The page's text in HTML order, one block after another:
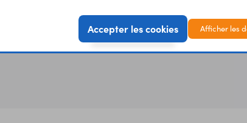
Accepter les cookies Afficher les